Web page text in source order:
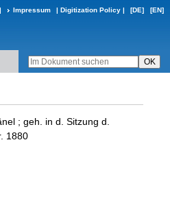
| Impressum | Digitization Policy | [DE] [EN]
; geh. in d. Sitzung d.
1880